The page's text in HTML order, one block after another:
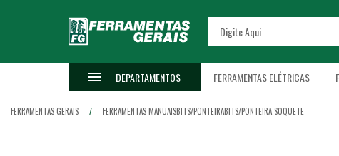
DEPARTAMENTOS FERRAMENTAS ELÉTRICAS
FERRAMENTAS GERAIS FERRAMENTAS MANUAISBITS/PONTEIRABITS/PONTEIRA SOQUETE